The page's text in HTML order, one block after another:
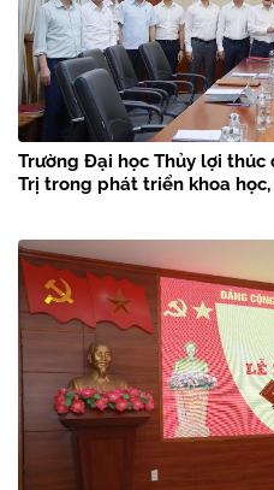
Trường Đại học Thủy lợi
Trị trong phát triển khoa